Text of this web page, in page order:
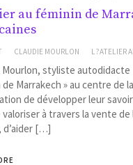
au féminin de
CLAUDIE MOURLON L?ATELIER
Mourlon, styliste autodidacte
Marrakech » au centre de
de développer leur
à travers la vente
d’aider […]